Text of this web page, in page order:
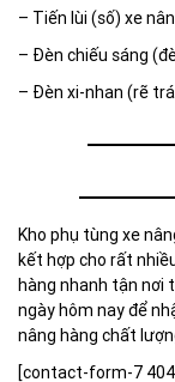
– Tiến lùi (số) xe
– Đèn chiếu sáng
– Đèn xi-nhan (rẽ
Kho phụ tùng xe
kết hợp cho rất
hàng nhanh tận nơi
ngày hôm nay để
nâng hàng chất
[contact-form-7 404